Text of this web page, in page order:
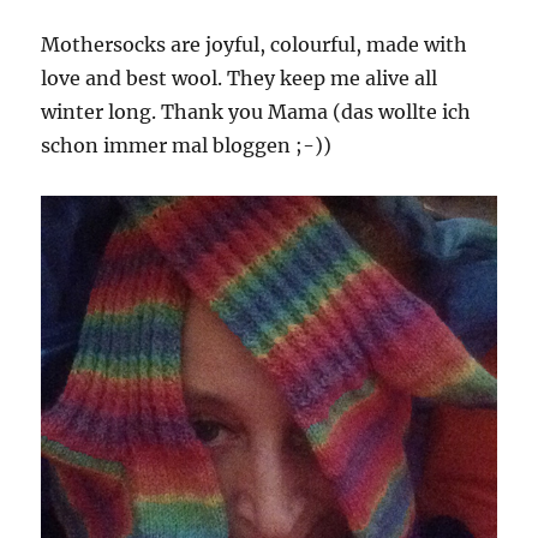
Mothersocks are joyful, colourful, made with
love and best wool. They keep me alive all
winter long. Thank you Mama (das wollte ich
schon immer mal bloggen ;-))